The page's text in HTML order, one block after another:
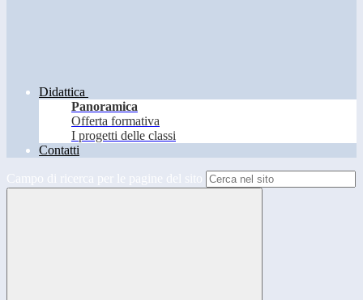
Didattica
Panoramica
Offerta formativa
I progetti delle classi
Contatti
Campo di ricerca per le pagine del sito